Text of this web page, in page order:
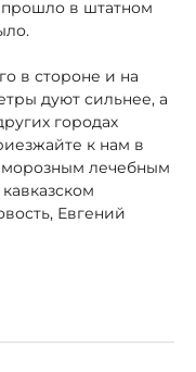
прошло в штатном
в стороне и на
дуют сильнее, а
городах
к нам в
морозным лечебным
Евгений